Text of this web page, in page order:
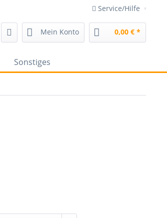
Service/Hilfe
Mein Konto 0,00 € *
Sonstiges